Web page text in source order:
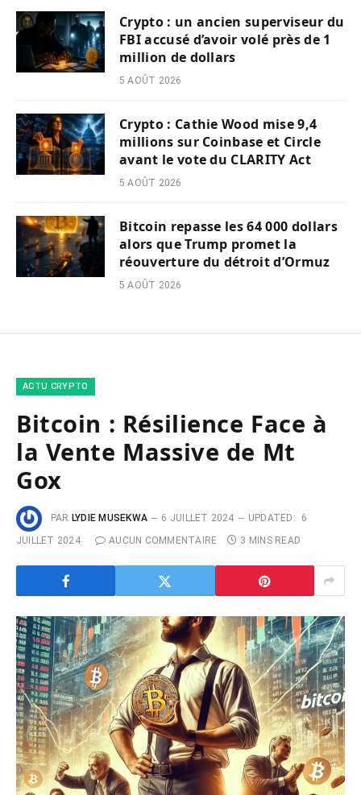
Crypto : un ancien superviseur du
FBI accusé d’avoir volé près de 1
million de dollars
5 AOÛT 2026
Crypto : Cathie Wood mise 9,4
millions sur Coinbase et Circle
avant le vote du CLARITY Act
5 AOÛT 2026
Bitcoin repasse les 64 000 dollars
alors que Trump promet la
réouverture du détroit d’Ormuz
5 AOÛT 2026
ACTU CRYPTO
Bitcoin : Résilience Face à
la Vente Massive de Mt
Gox
PAR LYDIE MUSEKWA 6 JUILLET 2024 UPDATED:
6
JUILLET 2024
AUCUN COMMENTAIRE 3 MINS READ